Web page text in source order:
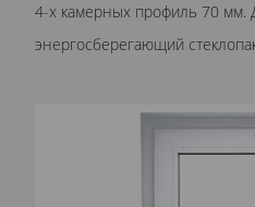
4-х камерных профиль 70 мм.
энергосберегающий